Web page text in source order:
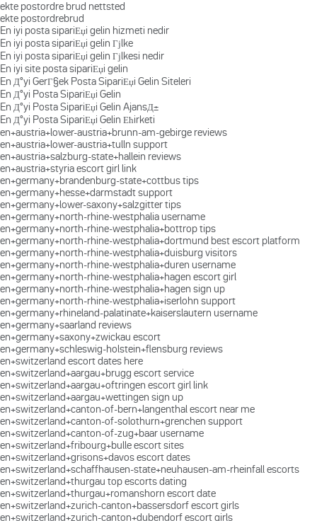
ekte postordre brud nettsted
ekte postordrebrud
En iyi posta sipariЕџi gelin hizmeti nedir
En iyi posta sipariЕџi gelin Гјlke
En iyi posta sipariЕџi gelin Гјlkesi nedir
En iyi site posta sipariЕџi gelin
En Д°yi GerГ§ek Posta SipariЕџi Gelin Siteleri
En Д°yi Posta SipariЕџi Gelin
En Д°yi Posta SipariЕџi Gelin AjansД±
En Д°yi Posta SipariЕџi Gelin Ећirketi
en+austria+lower-austria+brunn-am-gebirge reviews
en+austria+lower-austria+tulln support
en+austria+salzburg-state+hallein reviews
en+austria+styria escort girl link
en+germany+brandenburg-state+cottbus tips
en+germany+hesse+darmstadt support
en+germany+lower-saxony+salzgitter tips
en+germany+north-rhine-westphalia username
en+germany+north-rhine-westphalia+bottrop tips
en+germany+north-rhine-westphalia+dortmund best escort platform
en+germany+north-rhine-westphalia+duisburg visitors
en+germany+north-rhine-westphalia+duren username
en+germany+north-rhine-westphalia+hagen escort girl
en+germany+north-rhine-westphalia+hagen sign up
en+germany+north-rhine-westphalia+iserlohn support
en+germany+rhineland-palatinate+kaiserslautern username
en+germany+saarland reviews
en+germany+saxony+zwickau escort
en+germany+schleswig-holstein+flensburg reviews
en+switzerland escort dates here
en+switzerland+aargau+brugg escort service
en+switzerland+aargau+oftringen escort girl link
en+switzerland+aargau+wettingen sign up
en+switzerland+canton-of-bern+langenthal escort near me
en+switzerland+canton-of-solothurn+grenchen support
en+switzerland+canton-of-zug+baar username
en+switzerland+fribourg+bulle escort sites
en+switzerland+grisons+davos escort dates
en+switzerland+schaffhausen-state+neuhausen-am-rheinfall escorts
en+switzerland+thurgau top escorts dating
en+switzerland+thurgau+romanshorn escort date
en+switzerland+zurich-canton+bassersdorf escort girls
en+switzerland+zurich-canton+dubendorf escort girls